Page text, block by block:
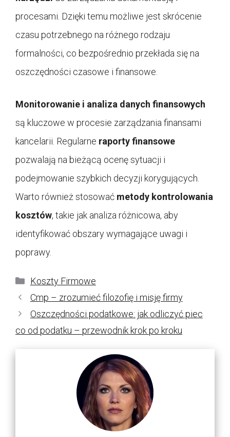
procesami. Dzięki temu możliwe jest skrócenie
czasu potrzebnego na różnego rodzaju
formalności, co bezpośrednio przekłada się na
oszczędności czasowe i finansowe.
Monitorowanie i analiza danych finansowych
są kluczowe w procesie zarządzania finansami
kancelarii. Regularne raporty finansowe
pozwalają na bieżącą ocenę sytuacji i
podejmowanie szybkich decyzji korygujących.
Warto również stosować metody kontrolowania
kosztów, takie jak analiza różnicowa, aby
identyfikować obszary wymagające uwagi i
poprawy.
Kategorie
Koszty Firmowe
Cmp – zrozumieć filozofię i misję firmy
Oszczędności podatkowe: jak odliczyć piec
co od podatku – przewodnik krok po kroku